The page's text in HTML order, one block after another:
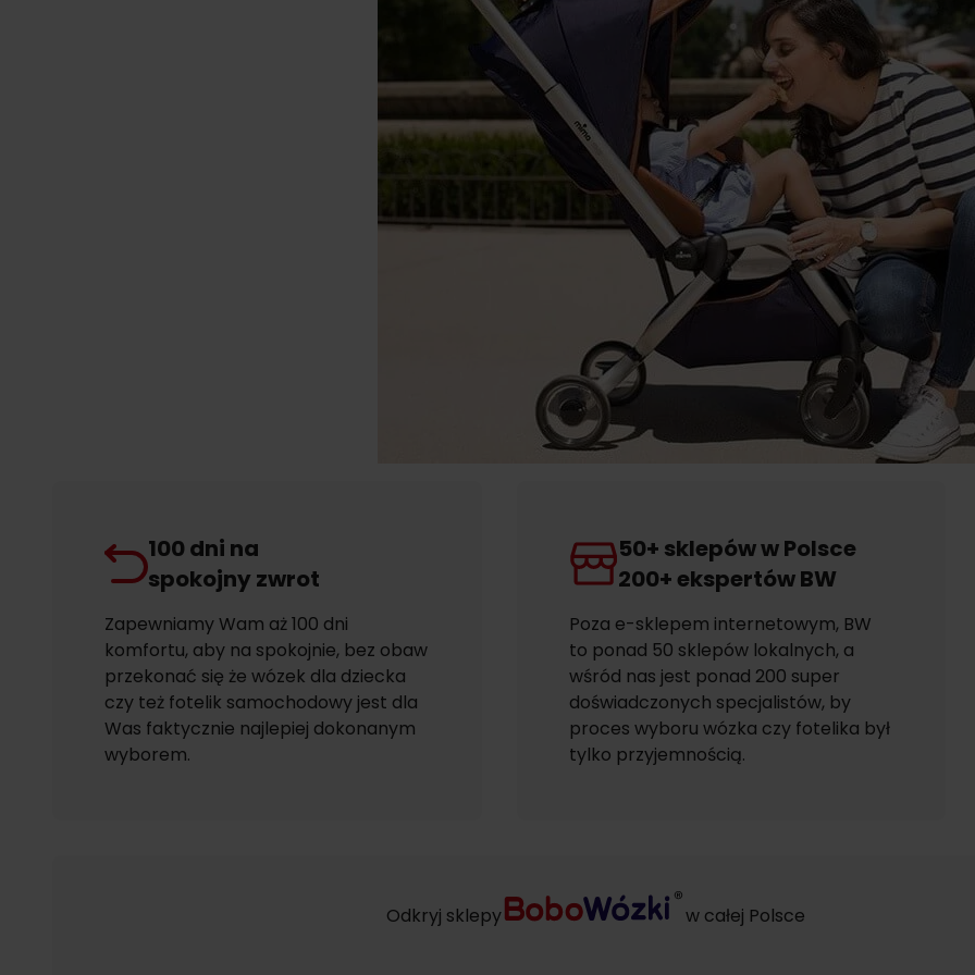
100 dni na
spokojny zwrot
Zapewniamy Wam aż 100 dni
komfortu, aby na spokojnie, bez obaw
przekonać się że wózek dla dziecka
czy też fotelik samochodowy jest dla
Was faktycznie najlepiej dokonanym
wyborem.
50+ sklepów w Polsce
200+ ekspertów BW
Poza e-sklepem internetowym, BW
to ponad 50 sklepów lokalnych, a
wśród nas jest ponad 200 super
doświadczonych specjalistów, by
proces wyboru wózka czy fotelika był
tylko przyjemnością.
Odkryj sklepy w całej Polsce